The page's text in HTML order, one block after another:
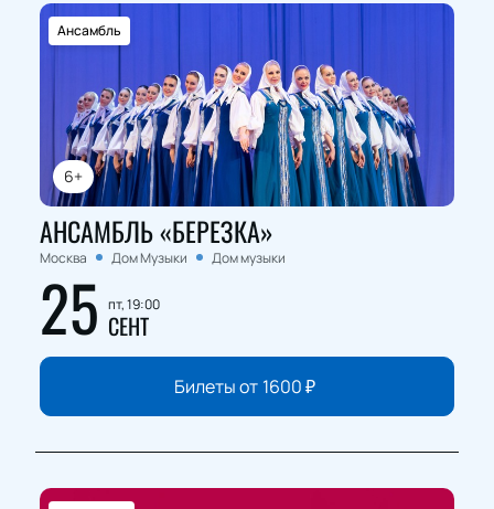
6+
Ансамбль
АНСАМБЛЬ «БЕРЕЗКА»
Москва Дом Музыки Дом музыки
25 пт, 19:00
СЕНТ
Билеты от 1600₽